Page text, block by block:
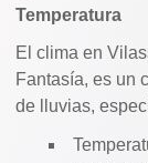
Temperatura
El clima en
Fantasía, es un
de lluvias,